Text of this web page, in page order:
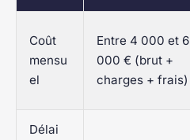
Coût
mensu
el
Entre 4 000 et 6
000 € (brut +
charges + frais)
Délai